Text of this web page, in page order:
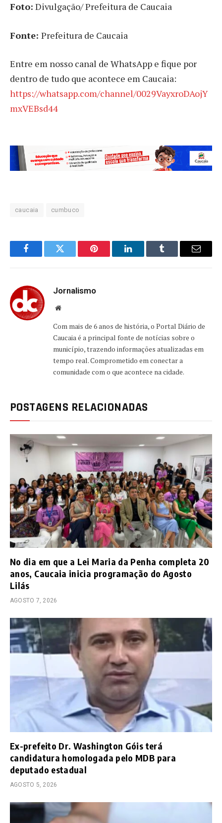
Foto: Divulgação/ Prefeitura de Caucaia
Fonte: Prefeitura de Caucaia
Entre em nosso canal de WhatsApp e fique por
dentro de tudo que acontece em Caucaia:
https://whatsapp.com/channel/0029VayxroDAojY
mxVEBsd44
caucaia cumbuco
FacebookTwitter Pinterest LinkedInTumblr Email
Jornalismo
Website
Com mais de 6 anos de história, o Portal Diário de
Caucaia é a principal fonte de notícias sobre o
município, trazendo informações atualizadas em
tempo real. Comprometido em conectar a
comunidade com o que acontece na cidade.
POSTAGENS RELACIONADAS
No dia em que a Lei Maria da Penha completa 20
anos, Caucaia inicia programação do Agosto
Lilás
AGOSTO 7, 2026
Ex-prefeito Dr. Washington Góis terá
candidatura homologada pelo MDB para
deputado estadual
AGOSTO 5, 2026